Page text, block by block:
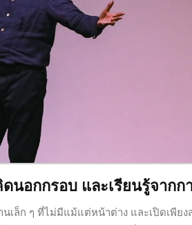
ดนอกกรอบ และเรียนรู้จากก
เล็ก ๆ ที่ไม่มีแม้แต่หน้าต่าง และเปิดเพีย